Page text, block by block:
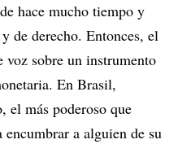
hace mucho tiempo y
de derecho. Entonces, el
voz sobre un instrumento
En Brasil,
más poderoso que
a alguien de su